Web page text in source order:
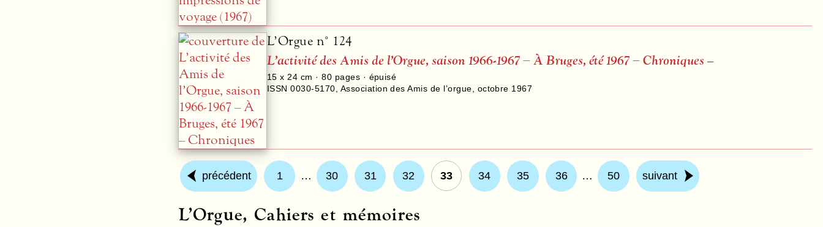
L’Orgue n° 124
L’activité des Amis de l’Orgue, saison 1966-1967 – À Bruges, été 1967 – Chroniques –
15 x 24 cm ·80 pages · épuisé
ISSN 0030-5170 Association des Amis de l’orgue octobre 1967
précédent 1 … 30 31 32 33 34 35 36 … 50 suivant
L’Orgue, Cahiers et mémoires